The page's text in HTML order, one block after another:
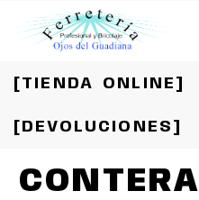
[TIENDA ONLINE]
[DEVOLUCIONES]
CONTERA